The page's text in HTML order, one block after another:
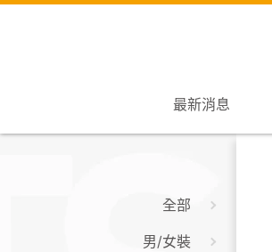
最新消息
全部
男/女裝